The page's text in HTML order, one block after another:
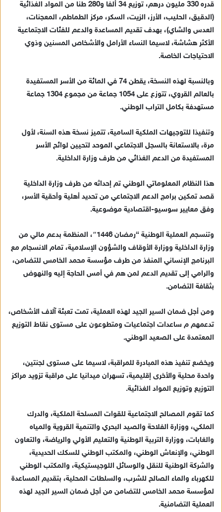
قدره 330 مليون درهم، توزيع 34 ألفا و280 طنا من المواد الغذائية
(الدقيق، الحليب، الأرز، الزيت، السكر، مركز الطماطم، المعجنات،
العدس والشاي)، بهدف تقديم المساعدة والدعم للفئات الاجتماعية
الأكثر هشاشة، لاسيما النساء الأرامل والأشخاص المسنين وذوي
الاحتياجات الخاصة.
وبالنسبة لهذه النسخة، يقطن 74 في المائة من الأسر المستفيدة
بالعالم القروي، تتوزع على 1054 جماعة من مجموع 1304 جماعة
مستهدفة بكامل التراب الوطني.
وتنفيذا للتوجيهات الملكية السامية، تتميز نسخة هذه السنة، لأول
مرة، بالاستعانة بالسجل الاجتماعي الموحد لتحيين لوائح الأسر
المستفيدة من الدعم الغذائي من طرف وزارة الداخلية.
هذا النظام المعلوماتي الوطني تم إحداثه من طرف وزارة الداخلية
قصد تمكين برامج الدعم الاجتماعي من تحديد أهلية وأحقية الأسر،
وفق معايير سوسيو-اقتصادية موضوعية.
وتنسجم العملية الوطنية “رمضان 1446″، المنظمة بدعم مالي من
وزارة الداخلية ووزارة الأوقاف والشؤون الإسلامية، تمام الانسجام مع
البرنامج الإنساني المنفذ من طرف مؤسسة محمد الخامس للتضامن،
والرامي إلى تقديم الدعم لمن هم في أمس الحاجة إليه والنهوض
بثقافة التضامن.
ومن أجل ضمان السير الجيد لهذه العملية، تمت تعبئة آلاف الأشخاص،
تدعمهم م ساعدات اجتماعيات ومتطوعون على مستوى نقاط التوزيع
المعتمدة على الصعيد الوطني.
ويخضع تنفيذ هذه المبادرة للمراقبة، لاسيما على مستوى لجنتين،
واحدة محلية والأخرى إقليمية، تسهران ميدانيا على مراقبة تزويد مراكز
التوزيع وتوزيع المواد الغذائية.
كما تقوم المصالح الاجتماعية للقوات المسلحة الملكية، والدرك
الملكي، ووزارة الفلاحة والصيد البحري والتنمية القروية والمياه
والغابات، ووزارة التربية الوطنية والتعليم الأولي والرياضة، والتعاون
الوطني، والإنعاش الوطني، والمكتب الوطني للسكك الحديدية،
والشركة الوطنية للنقل والوسائل اللوجيستيكية، والمكتب الوطني
للكهرباء والماء الصالح للشرب، والسلطات المحلية، بتقديم المساعدة
لمؤسسة محمد الخامس للتضامن من أجل ضمان السير الجيد لهذه
العملية التضامنية.